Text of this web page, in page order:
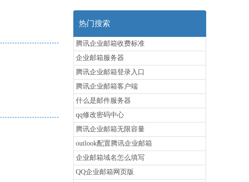
热门搜索
腾讯企业邮箱收费标准
企业邮箱服务器
腾讯企业邮箱登录入口
腾讯企业邮箱客户端
什么是邮件服务器
qq修改密码中心
腾讯企业邮箱无限容量
outlook配置腾讯企业邮箱
企业邮箱域名怎么填写
QQ企业邮箱网页版